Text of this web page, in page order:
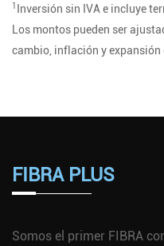
1
Inversión sin IVA e incluye
Los montos pueden ser
cambio, inflación y expansión
FIBRA PLUS
Somos el primer FIBRA